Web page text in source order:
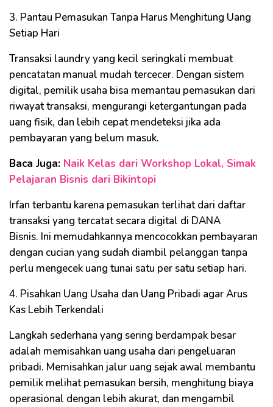
3. Pantau Pemasukan Tanpa Harus Menghitung Uang
Setiap Hari
Transaksi laundry yang kecil seringkali membuat
pencatatan manual mudah tercecer. Dengan sistem
digital, pemilik usaha bisa memantau pemasukan dari
riwayat transaksi, mengurangi ketergantungan pada
uang fisik, dan lebih cepat mendeteksi jika ada
pembayaran yang belum masuk.
Baca Juga: Naik Kelas dari Workshop Lokal, Simak
Pelajaran Bisnis dari Bikintopi
Irfan terbantu karena pemasukan terlihat dari daftar
transaksi yang tercatat secara digital di DANA
Bisnis. Ini memudahkannya mencocokkan pembayaran
dengan cucian yang sudah diambil pelanggan tanpa
perlu mengecek uang tunai satu per satu setiap hari.
4. Pisahkan Uang Usaha dan Uang Pribadi agar Arus
Kas Lebih Terkendali
Langkah sederhana yang sering berdampak besar
adalah memisahkan uang usaha dari pengeluaran
pribadi. Memisahkan jalur uang sejak awal membantu
pemilik melihat pemasukan bersih, menghitung biaya
operasional dengan lebih akurat, dan mengambil